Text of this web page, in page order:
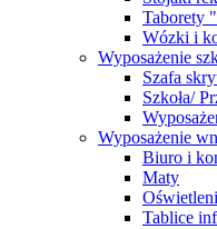
Taborety
Wózki i
Wyposażenie
Szafa
Szkoła/
Wyposażenie
Biuro i
Maty
Tablice